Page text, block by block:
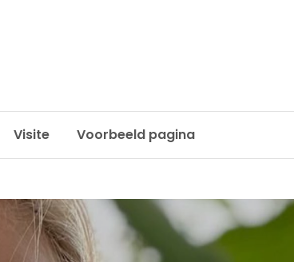
Visite Voorbeeld pagina